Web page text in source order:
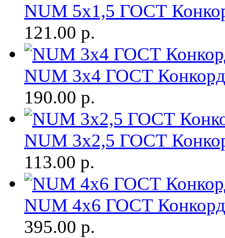
NUM 5х1,5 ГОСТ
121.00 р.
NUM 3х4 ГОСТ
190.00 р.
NUM 3х2,5 ГОСТ
113.00 р.
NUM 4х6 ГОСТ
395.00 р.